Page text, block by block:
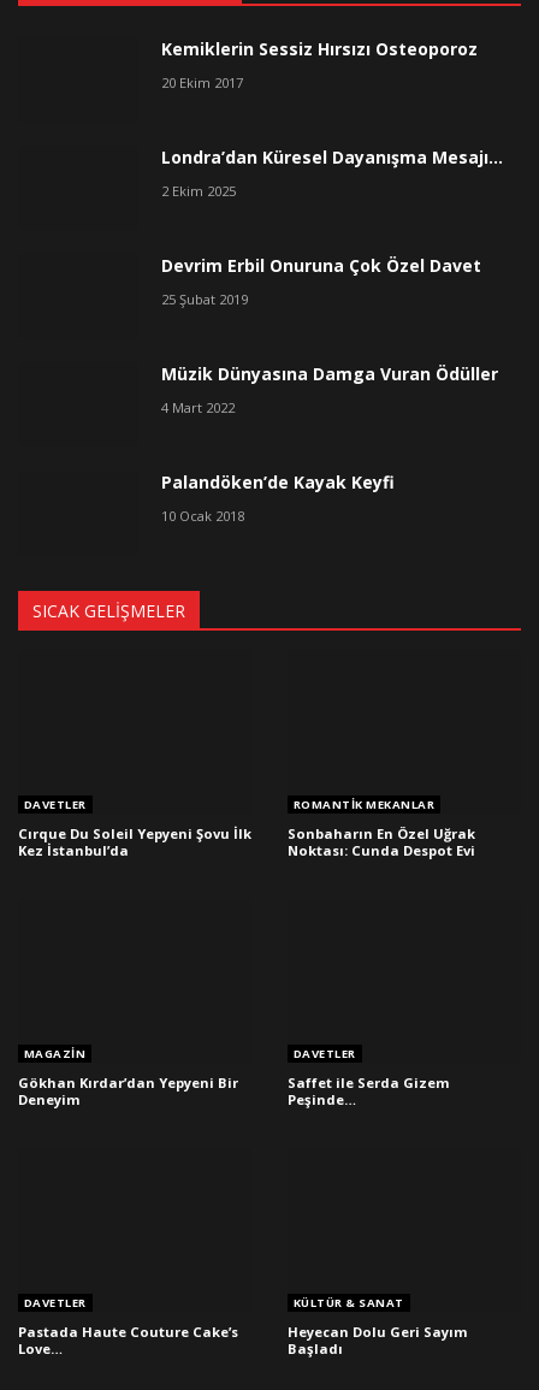
Kemiklerin Sessiz Hırsızı Osteoporoz
20 Ekim 2017
Londra’dan Küresel Dayanışma Mesajı…
2 Ekim 2025
Devrim Erbil Onuruna Çok Özel Davet
25 Şubat 2019
Müzik Dünyasına Damga Vuran Ödüller
4 Mart 2022
Palandöken’de Kayak Keyfi
10 Ocak 2018
SICAK GELIŞMELER
DAVETLER
Cırque Du Soleil Yepyeni Şovu İlk
Kez İstanbul’da
ROMANTIK MEKANLAR
Sonbaharın En Özel Uğrak
Noktası: Cunda Despot Evi
MAGAZIN
Gökhan Kırdar’dan Yepyeni Bir
Deneyim
DAVETLER
Saffet ile Serda Gizem
Peşinde…
DAVETLER
Pastada Haute Couture Cake’s
Love…
KÜLTÜR & SANAT
Heyecan Dolu Geri Sayım
Başladı